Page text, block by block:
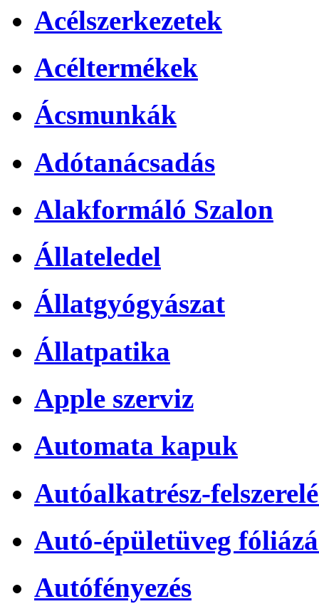
Acélszerkezetek
Acéltermékek
Ácsmunkák
Adótanácsadás
Alakformáló Szalon
Állateledel
Állatgyógyászat
Állatpatika
Apple szerviz
Automata kapuk
Autóalkatrész-
Autó-épületüveg
Autófényezés